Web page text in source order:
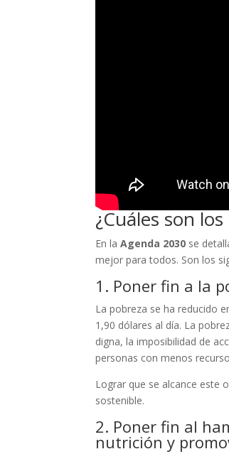
¿Cuáles son
En laAgenda 2030 se
mejor para todos. Son los
1. Poner fin a la
La pobreza se ha reducido
1,90 dólares al día. La
digna, la imposibilidad de
personas con menos
Lograr que se alcance este
sostenible.
2. Poner fin al
nutrición y